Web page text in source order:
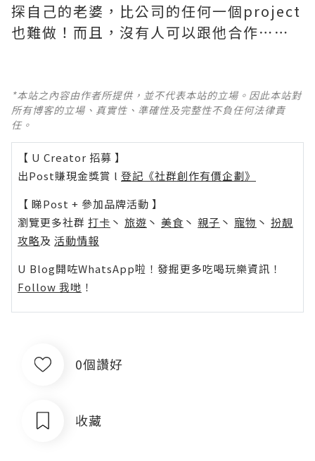
探自己的老婆，比公司的任何一個project
也難做！而且，沒有人可以跟他合作⋯⋯
*本站之內容由作者所提供，並不代表本站的立場。因此本站對
所有博客的立場、真實性、準確性及完整性不負任何法律責
任。
【 U Creator 招募 】
出Post賺現金獎賞 l 登記《社群創作有價企劃》
【 睇Post + 參加品牌活動 】
瀏覽更多社群 打卡 丶 旅遊 丶 美食 丶 親子 丶 寵物 丶 扮靚
攻略及 活動情報
U Blog開咗WhatsApp啦！發掘更多吃喝玩樂資訊！
Follow 我哋 ！
0個讚好
收藏